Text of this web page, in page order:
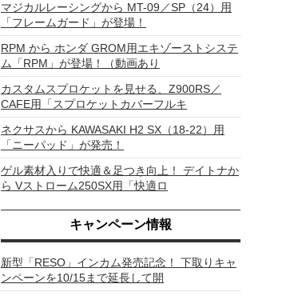
マジカルレーシングから MT-09／SP（24）用
「フレームガード」が登場！
RPM から ホンダ GROM用エキゾーストシステ
ム「RPM」が登場！（動画あり
カスタムスプロケットを見せる、Z900RS／
CAFE用「スプロケットカバーフルキ
ネクサスから KAWASAKI H2 SX（18-22）用
「ニーパッド」が発売！
ゲル素材入りで快適＆足つき向上！ デイトナか
ら Vストローム250SX用「快適ロ
キャンペーン情報
新型「RESO」インカム発売記念！ 下取りキャ
ンペーンを10/15まで延長して開